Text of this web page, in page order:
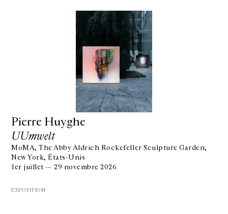
Pierre Huyghe
UUmwelt
MoMA, The Abby Aldrich Rockefeller Sculpture Garden,
New York, États-Unis
1er juillet — 29 novembre 2026
EXPOSITION